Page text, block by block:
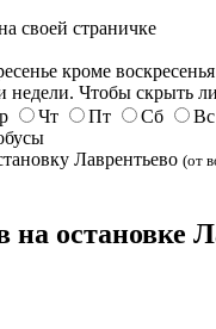
своей страничке
кроме воскресенья
недели. Чтобы скрыть
Чт Пт Сб
Вс
Лаврентьево (от
на остановке